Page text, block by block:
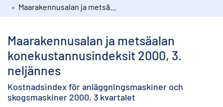
Kokoelmat
Maarakennusalan ja metsäalan
konekustannusindeksit 2000, 3.
neljännes
Kostnadsindex för anläggningsmaskiner och
skogsmaskiner 2000, 3 kvartalet